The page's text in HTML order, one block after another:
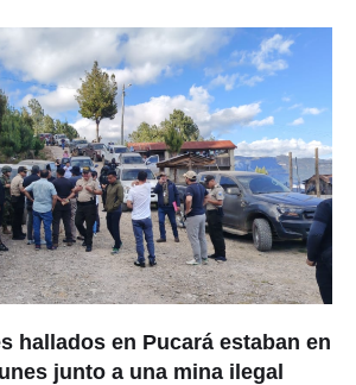
hallados en Pucará estaban en
junto a una mina ilegal